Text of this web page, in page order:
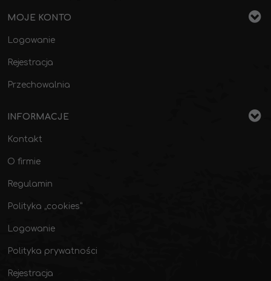
MOJE KONTO
Logowanie
Rejestracja
Przechowalnia
INFORMACJE
Kontakt
O firmie
Regulamin
Polityka „cookies”
Logowanie
Polityka prywatności
Rejestracja